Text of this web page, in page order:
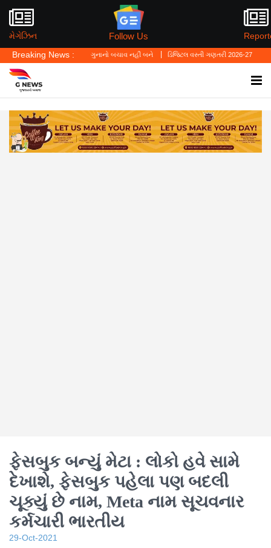
મેગેઝિન Follow Us
Breaking News :
લો' ગુનાનો બચાવ નહીં બને ડિજિટલ વસ્તી ગણતરી 2026-27નો પ્રારંભ, ઘર બેઠા
ફેસબુક બન્યું મેટા : લોકો હવે સામે
દેખાશે, ફેસબુક પહેલા પણ બદલી
ચૂક્યું છે નામ, Meta નામ સૂચવનાર
કર્મચારી ભારતીય
29-Oct-2021